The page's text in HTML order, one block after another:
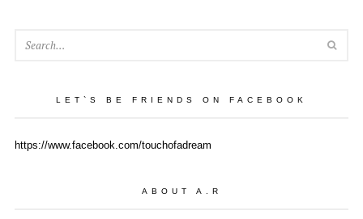
LET`S BE FRIENDS ON FACEBOOK
https://www.facebook.com/touchofadream
ABOUT A.R